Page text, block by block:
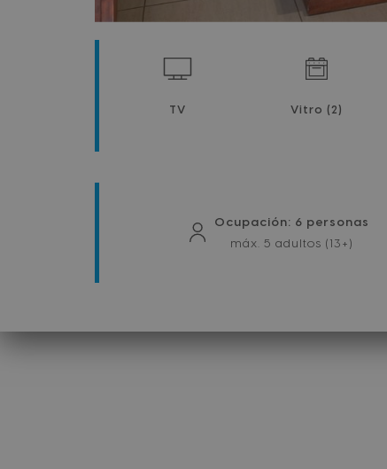
TV Vitro (2)
Ocupación: 6 personas
máx. 5 adultos (13+)